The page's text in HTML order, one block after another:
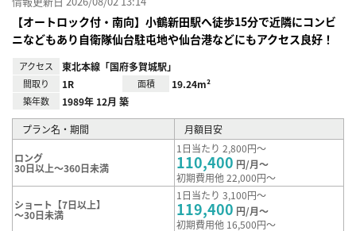
【オートロック付・南向】小鶴新田駅へ徒歩15分で近隣にコンビ
ニなどもあり自衛隊仙台駐屯地や仙台港などにもアクセス良好！
アクセス 東北本線「国府多賀城駅」
間取り 1R 面積 19.24m²
築年数 1989年 12月 築
プラン名・期間 月額目安
ロング
30日以上～360日未満
1日当たり 2,800円～
110,400 円/月～
初期費用他 22,000円～
ショート【7日以上】
～30日未満
1日当たり 3,100円～
119,400 円/月～
初期費用他 16,500円～